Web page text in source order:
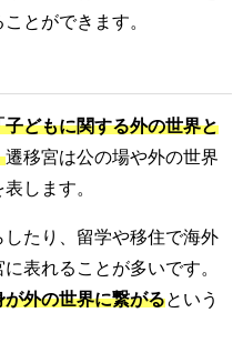
とができます。
どもに関する外の世界と
遷移宮は公の場や外の世界
します。
たり、留学や移住で海外
表れることが多いです。
外の世界に繋がるという